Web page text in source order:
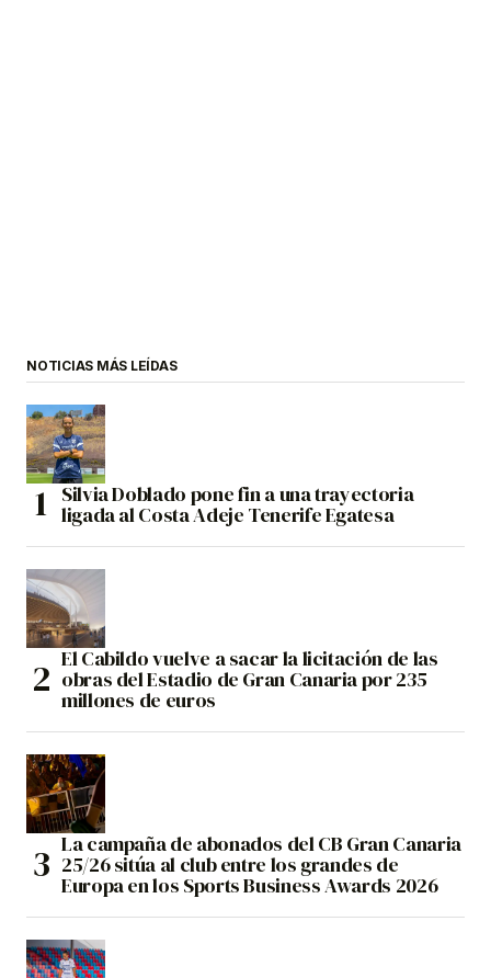
NOTICIAS MÁS LEÍDAS
Silvia Doblado pone fin a una trayectoria
ligada al Costa Adeje Tenerife Egatesa
El Cabildo vuelve a sacar la licitación de las
obras del Estadio de Gran Canaria por 235
millones de euros
La campaña de abonados del CB Gran Canaria
25/26 sitúa al club entre los grandes de
Europa en los Sports Business Awards 2026